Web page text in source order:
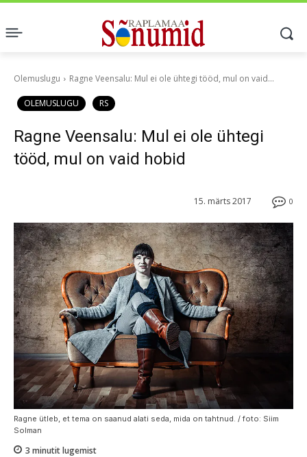
Olemuslugu Ragne Veensalu: Mul ei ole ühtegi tööd, mul on vaid...
OLEMUSLUGU RS
Ragne Veensalu: Mul ei ole ühtegi
tööd, mul on vaid hobid
0
15. märts 2017
Ragne ütleb, et tema on saanud alati seda, mida on tahtnud. / foto: Siim
Solman
3 minutit lugemist